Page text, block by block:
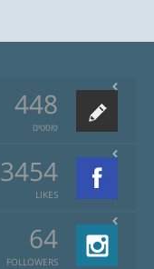
448
פוסטים
3454
LIKES
64
FOLLOWERS